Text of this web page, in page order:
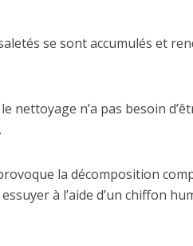
se sont accumulés et
nettoyage n’a pas besoin
la décomposition
à l’aide d’un chiffon